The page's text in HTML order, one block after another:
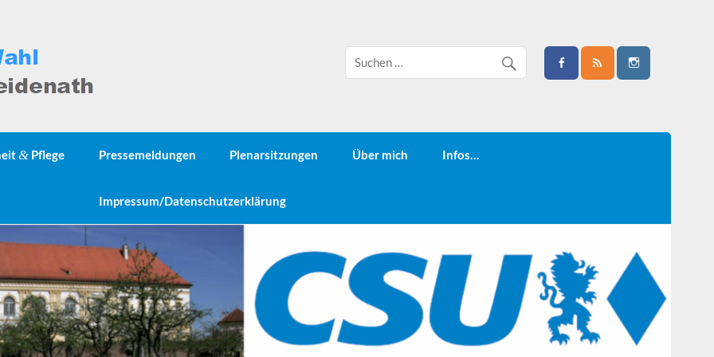
& Pflege Pressemeldungen Plenarsitzungen Über mich Infos…
Impressum/Datenschutzerklärung